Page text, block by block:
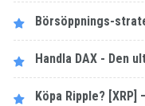
Börsöppnings-
Handla DAX - Den
Köpa Ripple? [XRP]